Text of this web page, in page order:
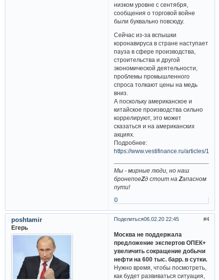
низком уровне с сентября,
сообщения о торговой войне
были буквально повсюду.
Сейчас из-за вспышки
коронавируса в стране наступает
пауза в сфере производства,
строительства и другой
экономической деятельности,
проблемы промышленного
спроса толкают цены на медь
вниз.
А поскольку американское и
китайское производства сильно
коррелируют, это может
сказаться и на американских
акциях.
Подробнее:
https://www.vestifinance.ru/articles/
Мы - мирные люди, но наш
бронепоеZд стоит наZапасном
пути!
0
Поделиться 4
06.02.20 22:45
poshtamir
Егерь
Москва не поддержала
предложение экспертов ОПЕК+
увеличить сокращение добычи
нефти на 600 тыс. барр. в сутки.
Нужно время, чтобы посмотреть,
как будет развиваться ситуация,